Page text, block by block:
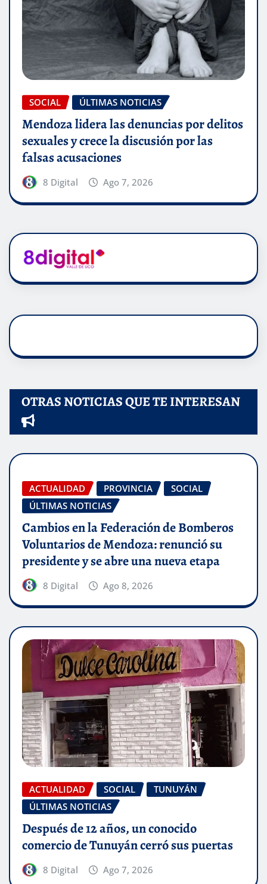
SOCIAL ÚLTIMAS NOTICIAS
Mendoza lidera las denuncias por delitos
sexuales y crece la discusión por las
falsas acusaciones
8 Digital Ago 7, 2026
OTRAS NOTICIAS QUE TE INTERESAN
ACTUALIDAD PROVINCIA
SOCIAL
ÚLTIMAS NOTICIAS
Cambios en la Federación de Bomberos
Voluntarios de Mendoza: renunció su
presidente y se abre una nueva etapa
8 Digital Ago 8, 2026
ACTUALIDAD SOCIAL
TUNUYÁN
ÚLTIMAS NOTICIAS
Después de 12 años, un conocido
comercio de Tunuyán cerró sus puertas
8 Digital Ago 7, 2026